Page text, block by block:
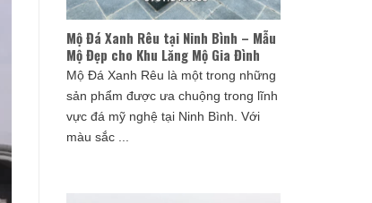
Mộ Đá Xanh Rêu tại Ninh Bình – Mẫu
Mộ Đẹp cho Khu Lăng Mộ Gia Đình
Mộ Đá Xanh Rêu là một trong những
sản phẩm được ưa chuộng trong lĩnh
vực đá mỹ nghệ tại Ninh Bình. Với
màu sắc ...